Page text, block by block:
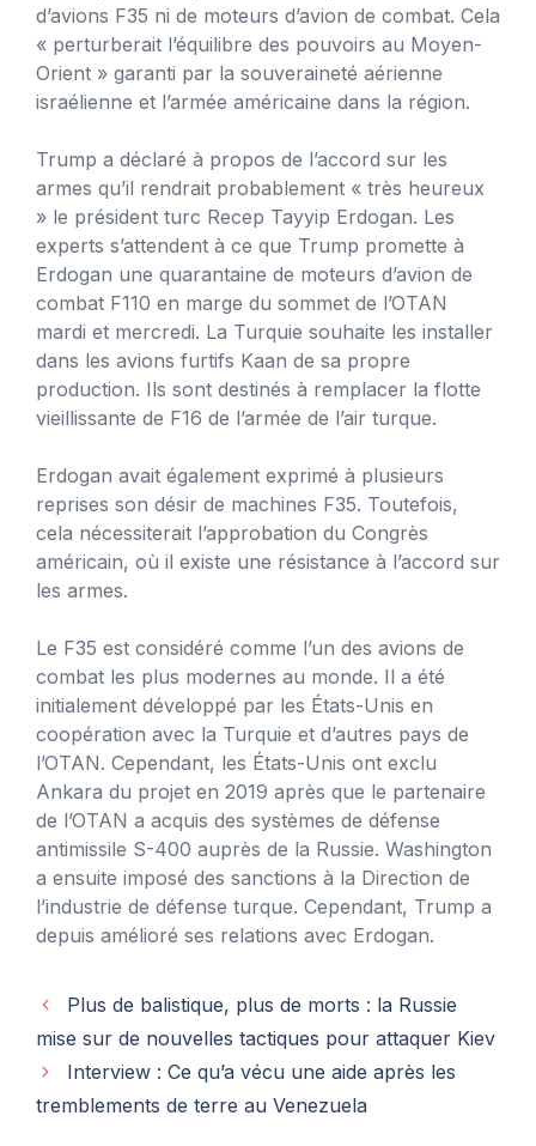
d’avions F35 ni de moteurs d’avion de combat. Cela
« perturberait l’équilibre des pouvoirs au Moyen-
Orient » garanti par la souveraineté aérienne
israélienne et l’armée américaine dans la région.
Trump a déclaré à propos de l’accord sur les
armes qu’il rendrait probablement « très heureux
» le président turc Recep Tayyip Erdogan. Les
experts s’attendent à ce que Trump promette à
Erdogan une quarantaine de moteurs d’avion de
combat F110 en marge du sommet de l’OTAN
mardi et mercredi. La Turquie souhaite les installer
dans les avions furtifs Kaan de sa propre
production. Ils sont destinés à remplacer la flotte
vieillissante de F16 de l’armée de l’air turque.
Erdogan avait également exprimé à plusieurs
reprises son désir de machines F35. Toutefois,
cela nécessiterait l’approbation du Congrès
américain, où il existe une résistance à l’accord sur
les armes.
Le F35 est considéré comme l’un des avions de
combat les plus modernes au monde. Il a été
initialement développé par les États-Unis en
coopération avec la Turquie et d’autres pays de
l’OTAN. Cependant, les États-Unis ont exclu
Ankara du projet en 2019 après que le partenaire
de l’OTAN a acquis des systèmes de défense
antimissile S-400 auprès de la Russie. Washington
a ensuite imposé des sanctions à la Direction de
l’industrie de défense turque. Cependant, Trump a
depuis amélioré ses relations avec Erdogan.
Plus de balistique, plus de morts : la Russie
mise sur de nouvelles tactiques pour attaquer Kiev
Interview : Ce qu’a vécu une aide après les
tremblements de terre au Venezuela